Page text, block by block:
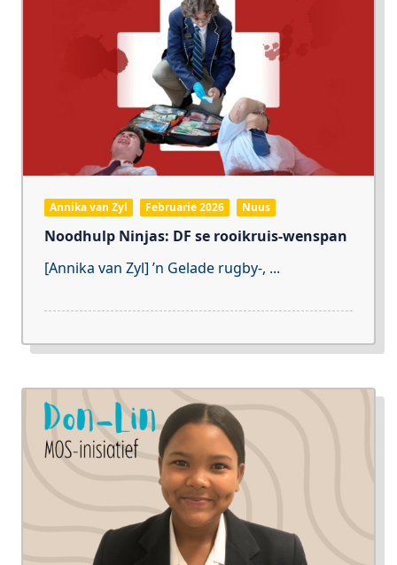
Annika van Zyl Februarie 2026 Nuus
Noodhulp Ninjas: DF se rooikruis-wenspan
[Annika van Zyl] ’n Gelade rugby-, ...